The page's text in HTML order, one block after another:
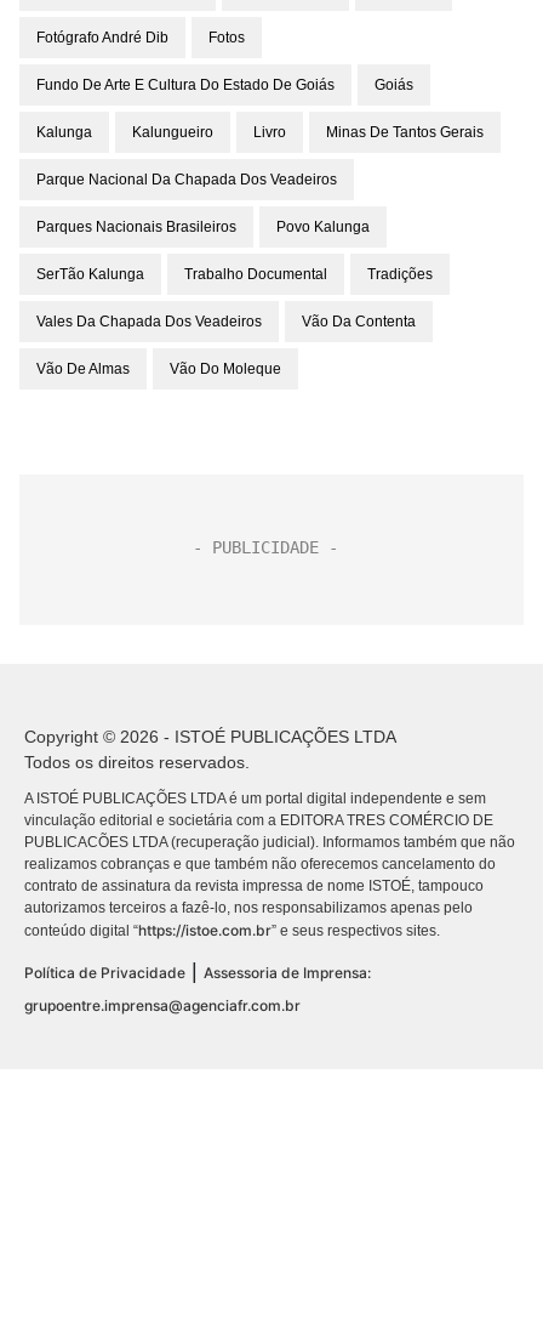
Fotógrafo André Dib Fotos
Fundo De Arte E Cultura Do Estado De Goiás Goiás
Kalunga Kalungueiro Livro Minas De Tantos Gerais
Parque Nacional Da Chapada Dos Veadeiros
Parques Nacionais Brasileiros Povo Kalunga
SerTão Kalunga Trabalho Documental Tradições
Vales Da Chapada Dos Veadeiros Vão Da Contenta
Vão De Almas Vão Do Moleque
Copyright © 2026 - ISTOÉ PUBLICAÇÕES LTDA
Todos os direitos reservados.
A ISTOÉ PUBLICAÇÕES LTDA é um portal digital independente e sem
vinculação editorial e societária com a EDITORA TRES COMÉRCIO DE
PUBLICACÕES LTDA (recuperação judicial). Informamos também que não
realizamos cobranças e que também não oferecemos cancelamento do
contrato de assinatura da revista impressa de nome ISTOÉ, tampouco
autorizamos terceiros a fazê-lo, nos responsabilizamos apenas pelo
conteúdo digital “https://istoe.com.br” e seus respectivos sites.
Política de Privacidade
Assessoria de Imprensa:
grupoentre.imprensa@agenciafr.com.br